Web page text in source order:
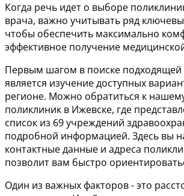
Когда речь идет о выборе
врача, важно учитывать ряд
чтобы обеспечить максимально
эффективное получение
Первым шагом в поиске подходящей
является изучение доступных
регионе. Можно обратиться к
поликлиник в Ижевске, где
список из 69 учреждений
подробной информацией. Здесь вы
контактные данные и адреса
позволит вам быстро
Один из важных факторов - это